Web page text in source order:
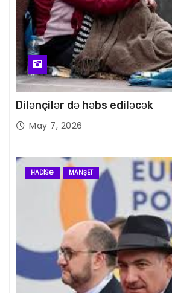
Dilənçilər də həbs ediləcək
May 7, 2026
HADISƏ MANŞET